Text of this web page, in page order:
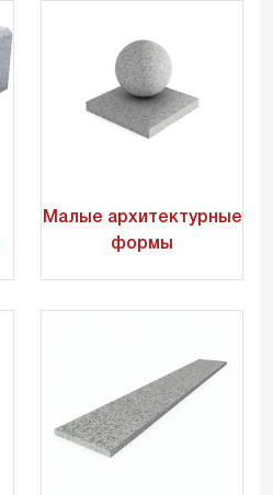
Малые архитектурные
формы